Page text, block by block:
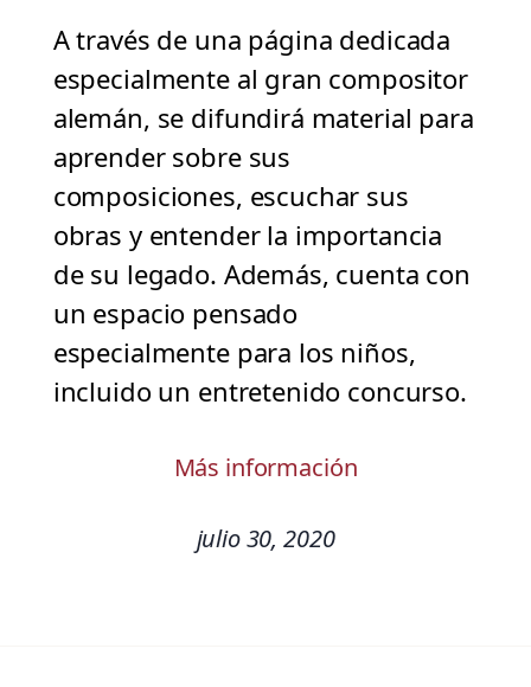
A través de una página dedicada
especialmente al gran compositor
alemán, se difundirá material para
aprender sobre sus
composiciones, escuchar sus
obras y entender la importancia
de su legado. Además, cuenta con
un espacio pensado
especialmente para los niños,
incluido un entretenido concurso.
Más información
julio 30, 2020